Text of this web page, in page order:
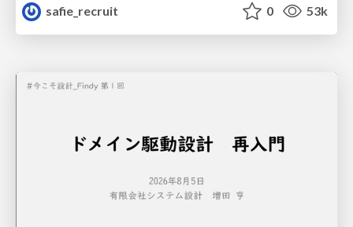
safie_recruit
0 53k